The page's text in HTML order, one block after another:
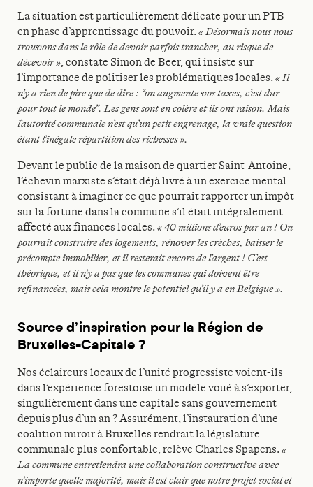
La situation est particulièrement délicate pour un PTB
en phase d’apprentissage du pouvoir. « Désormais nous nous
trouvons dans le rôle de devoir parfois trancher, au risque de
décevoir », constate Simon de Beer, qui insiste sur
l’importance de politiser les problématiques locales. « Il
n’y a rien de pire que de dire : “on augmente vos taxes, c’est dur
pour tout le monde”. Les gens sont en colère et ils ont raison. Mais
l’autorité communale n’est qu’un petit engrenage, la vraie question
étant l’inégale répartition des richesses ».
Devant le public de la maison de quartier Saint-Antoine,
l’échevin marxiste s’était déjà livré à un exercice mental
consistant à imaginer ce que pourrait rapporter un impôt
sur la fortune dans la commune s’il était intégralement
affecté aux finances locales. « 40 millions d’euros par an ! On
pourrait construire des logements, rénover les crèches, baisser le
précompte immobilier, et il resterait encore de l’argent ! C’est
théorique, et il n’y a pas que les communes qui doivent être
refinancées, mais cela montre le potentiel qu’il y a en Belgique ».
Source d’inspiration pour la Région de
Bruxelles-Capitale ?
Nos éclaireurs locaux de l’unité progressiste voient-ils
dans l’expérience forestoise un modèle voué à s’exporter,
singulièrement dans une capitale sans gouvernement
depuis plus d’un an ? Assurément, l’instauration d’une
coalition miroir à Bruxelles rendrait la législature
communale plus confortable, relève Charles Spapens. «
La commune entretiendra une collaboration constructive avec
n’importe quelle majorité, mais il est clair que notre projet social et